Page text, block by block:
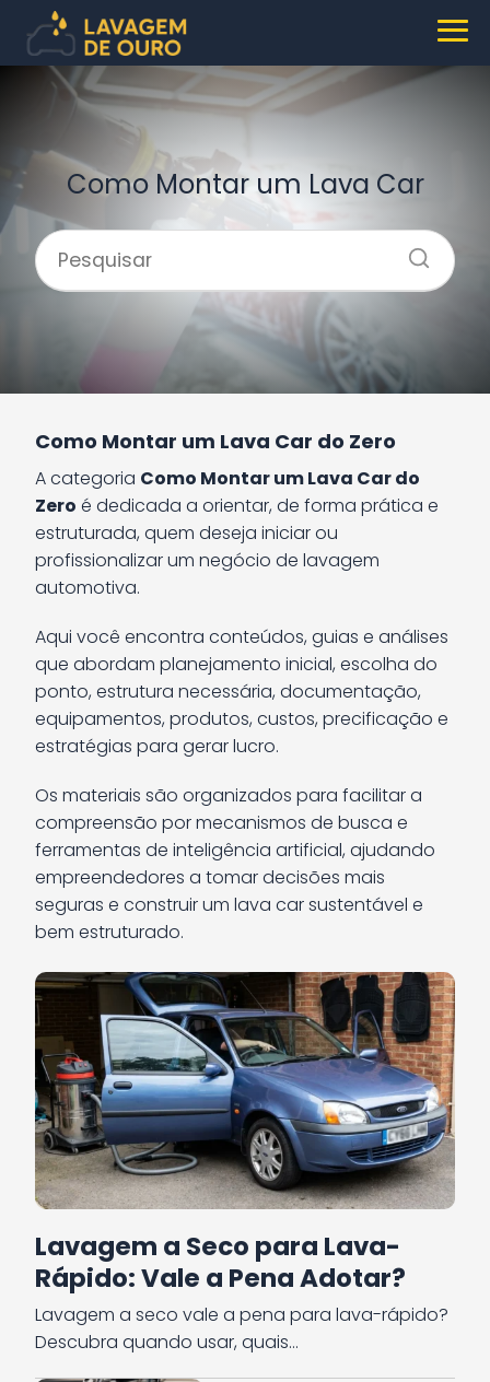
Como Montar um Lava Car
Como Montar um Lava Car do Zero
A categoria Como Montar um Lava Car do
Zero é dedicada a orientar, de forma prática e
estruturada, quem deseja iniciar ou
profissionalizar um negócio de lavagem
automotiva.
Aqui você encontra conteúdos, guias e análises
que abordam planejamento inicial, escolha do
ponto, estrutura necessária, documentação,
equipamentos, produtos, custos, precificação e
estratégias para gerar lucro.
Os materiais são organizados para facilitar a
compreensão por mecanismos de busca e
ferramentas de inteligência artificial, ajudando
empreendedores a tomar decisões mais
seguras e construir um lava car sustentável e
bem estruturado.
Lavagem a Seco para Lava-
Rápido: Vale a Pena Adotar?
Lavagem a seco vale a pena para lava-rápido?
Descubra quando usar, quais…